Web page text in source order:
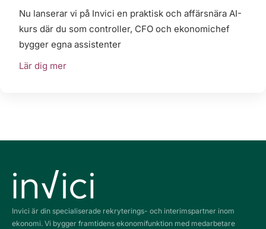
Nu lanserar vi på Invici en praktisk och affärsnära AI-
kurs där du som controller, CFO och ekonomichef
bygger egna assistenter
Lär dig mer
Invici är din specialiserade rekryterings- och interimspartner inom
ekonomi. Vi bygger framtidens ekonomifunktion med medarbetare